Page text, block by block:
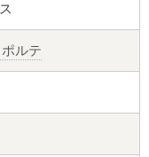
ルテ